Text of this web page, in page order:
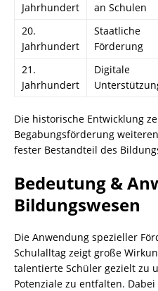
Jahrhundert
an Schulen
20.
Jahrhundert
Staatliche
Förderung
21.
Jahrhundert
Digitale
Die historische Entwicklung
Begabungsförderung
fester Bestandteil des
Bedeutung &
Bildungswesen
Die Anwendung spezieller
Schulalltag zeigt große
talentierte Schüler gezielt zu
Potenziale zu entfalten.